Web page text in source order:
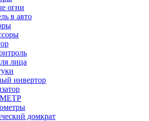
огни
в авто
лица
инвертор
домкрат